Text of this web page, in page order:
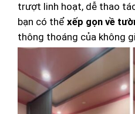
trượt linh hoạt, dễ thao
bạn có thể xếp gọn về
thông thoáng của không